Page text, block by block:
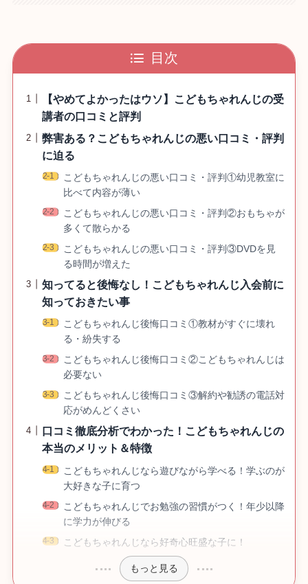
目次
【やめてよかったはウソ】こどもちゃれんじの受
講者の口コミと評判
弊害ある？こどもちゃれんじの悪い口コミ・評判
に迫る
こどもちゃれんじの悪い口コミ・評判①幼児教室に
比べて内容が薄い
こどもちゃれんじの悪い口コミ・評判②おもちゃが
多くて散らかる
こどもちゃれんじの悪い口コミ・評判③DVDを見
る時間が増えた
知ってると後悔なし！こどもちゃれんじ入会前に
知っておきたい事
こどもちゃれんじ後悔口コミ①教材がすぐに壊れ
る・紛失する
こどもちゃれんじ後悔口コミ②こどもちゃれんじは
必要ない
こどもちゃれんじ後悔口コミ③解約や勧誘の電話対
応がめんどくさい
口コミ徹底分析でわかった！こどもちゃれんじの
本当のメリット＆特徴
こどもちゃれんじなら遊びながら学べる！学ぶのが
大好きな子に育つ
こどもちゃれんじでお勉強の習慣がつく！年少以降
に学力が伸びる
こどもちゃれんじなら好奇心旺盛な子に！
もっと見る